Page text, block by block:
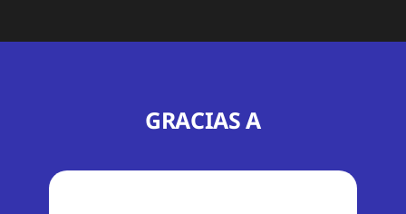
GRACIAS A